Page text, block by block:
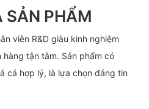
SẢN PHẨM
viên R&D giàu kinh nghiệm
tận tâm. Sản phẩm có
cả hợp lý, là lựa chọn đáng tin